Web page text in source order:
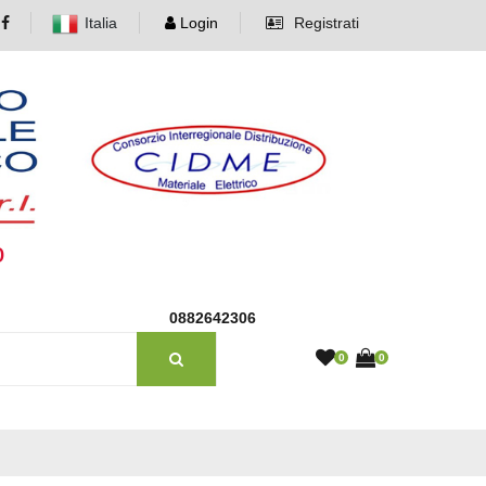
Italia Login Registrati
0882642306
0 0